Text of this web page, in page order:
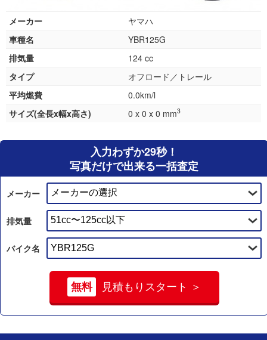
メーカー
ヤマハ
車種名
YBR125G
排気量
124 cc
タイプ
オフロード／トレール
平均燃費
0.0km/l
サイズ(全長x幅x高さ)
0 x 0 x 0 mm3
入力わずか29秒！
写真だけで出来る一括査定
メーカー
排気量
バイク名
無料 見積もりスタート ＞